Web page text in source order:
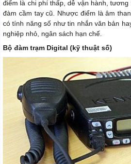
điểm là chi phí thấp, dễ vận hành,
đàm cầm tay cũ. Nhược điểm là âm
có tính năng số như tin nhắn văn bản
nghiệp nhỏ, ngân sách hạn chế.
Bộ đàm trạm Digital (kỹ thuật số)